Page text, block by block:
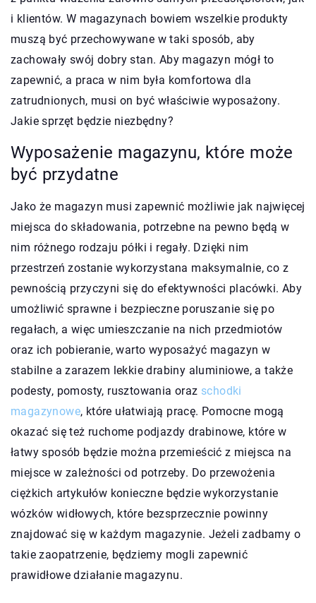
i klientów. W magazynach bowiem wszelkie produkty
muszą być przechowywane w taki sposób, aby
zachowały swój dobry stan. Aby magazyn mógł to
zapewnić, a praca w nim była komfortowa dla
zatrudnionych, musi on być właściwie wyposażony.
Jakie sprzęt będzie niezbędny?
Wyposażenie magazynu, które może
być przydatne
Jako że magazyn musi zapewnić możliwie jak najwięcej
miejsca do składowania, potrzebne na pewno będą w
nim różnego rodzaju półki i regały. Dzięki nim
przestrzeń zostanie wykorzystana maksymalnie, co z
pewnością przyczyni się do efektywności placówki. Aby
umożliwić sprawne i bezpieczne poruszanie się po
regałach, a więc umieszczanie na nich przedmiotów
oraz ich pobieranie, warto wyposażyć magazyn w
stabilne a zarazem lekkie drabiny aluminiowe, a także
podesty, pomosty, rusztowania oraz schodki
magazynowe, które ułatwiają pracę. Pomocne mogą
okazać się też ruchome podjazdy drabinowe, które w
łatwy sposób będzie można przemieścić z miejsca na
miejsce w zależności od potrzeby. Do przewożenia
ciężkich artykułów konieczne będzie wykorzystanie
wózków widłowych, które bezsprzecznie powinny
znajdować się w każdym magazynie. Jeżeli zadbamy o
takie zaopatrzenie, będziemy mogli zapewnić
prawidłowe działanie magazynu.